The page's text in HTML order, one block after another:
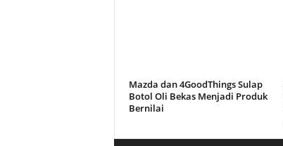
Mazda dan 4GoodThings Sulap
Botol Oli Bekas Menjadi Produk
Bernilai